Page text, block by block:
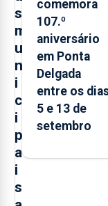
s
m
u
n
i
c
i
p
a
i
s
comemora
107.º
aniversário
em Ponta
Delgada
entre os
5 e 13 de
setembro